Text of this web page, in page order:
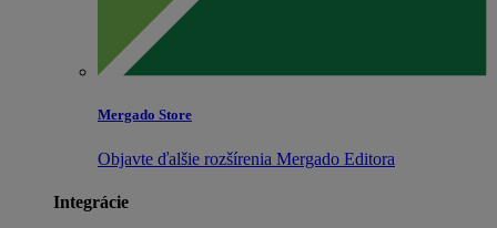
Mergado Store
Objavte ďalšie rozšírenia Mergado Editora
Integrácie